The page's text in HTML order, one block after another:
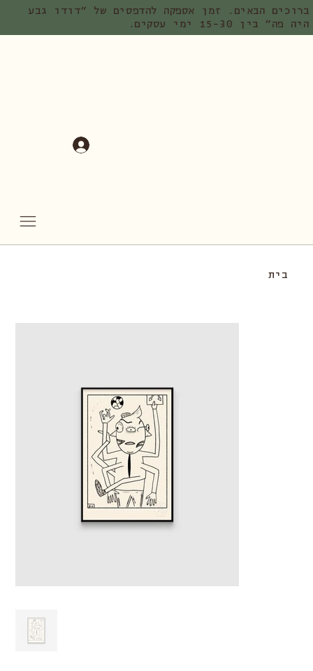
ברוכים הבאים. זמן אספקה להדפסים של ״דודו גבע
היה פה״ בין 15-30 ימי עסקים.
בית